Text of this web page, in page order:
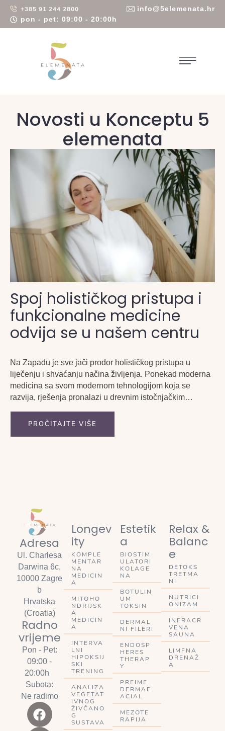
+385 91 244 2800
info@5elemenata.hr
pon - pet: 09:00 - 20:00h
Novosti u Konceptu 5
elemenata
Spoj holističkog pristupa i
funkcionalne medicine
odvija se u našem centru
Na Zapadu je sve jači prodor holističkog pristupa u
liječenju i shvaćanju načina življenja. Ponekad moderna
medicina sa svom modernom tehnologijom koja se
razvija, rješenja pronalazi u drevnim istočnjačkim
PROČITAJTE VIŠE
Adresa
Ul. Charlesa
Darwina 6c,
10000 Zagre
b
Hrvatska
(Croatia)
Radno
vrijeme
Pon - Pet:
09:00 -
20:00h
Subota:
Ne radimo
Longev
ity
KOMPLE
MENTAR
NA
MEDICIN
A
MITOHO
NDRIJSK
A
MEDICIN
A
INTERVA
LNI
HIPOKSIJ
SKI
TRENING
ANALIZA
VEGETAT
IVNOG
ŽIVČANO
G
SUSTAVA
Estetik
a
BIOSTIM
ULATORI
KOLAGE
NA
BOTULIN
UM
TOKSIN
DERMAL
NI FILERI
ENDOSP
HERES
THERAP
Y
PREIME
DERMAF
ACIAL
MEZOTE
RAPIJA
Relax &
Balanc
e
DETOKS
TRETMA
NI
NUTRICI
ONIZAM
INFRACR
VENA
SAUNA
LIMFNA
DRENAŽ
A